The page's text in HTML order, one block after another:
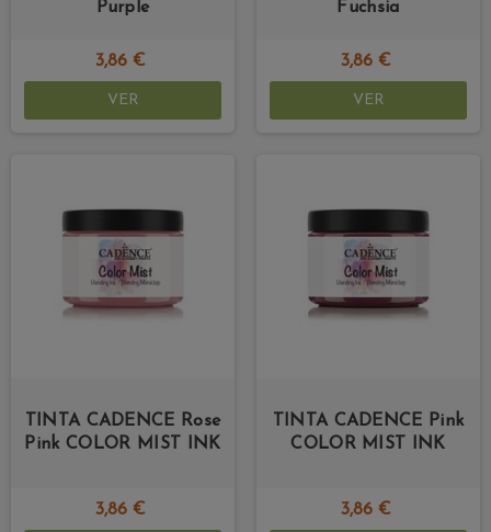
Purple
3,86 €
VER
Fuchsia
3,86 €
VER
TINTA CADENCE Rose
Pink COLOR MIST INK
3,86 €
TINTA CADENCE Pink
COLOR MIST INK
3,86 €